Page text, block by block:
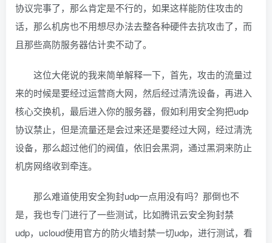
协议完事了，那么肯定是不行的，如果这样能防住攻击的
话，那么机房也不用想尽办法去整各种硬件去抗攻击了，而
且那些高防服务器估计卖不动了。
这位大佬说的我来简单解释一下，首先，攻击的流量过
来的时候是要经过运营商大网，然后经过清洗设备，再进入
核心交换机，最后进入你的服务器，假如利用安全狗把udp
协议禁止，但是流量还是会过来还是要经过大网，经过清洗
设备，那么超过他们的阀值，依旧会黑洞，通过黑洞来防止
机房网络收到牵连。
那么难道使用安全狗封udp一点用没有吗？那倒也不
是，我也专门进行了一些测试，比如腾讯云安全狗封禁
udp，ucloud使用官方的防火墙封禁一切udp，进行测试，看